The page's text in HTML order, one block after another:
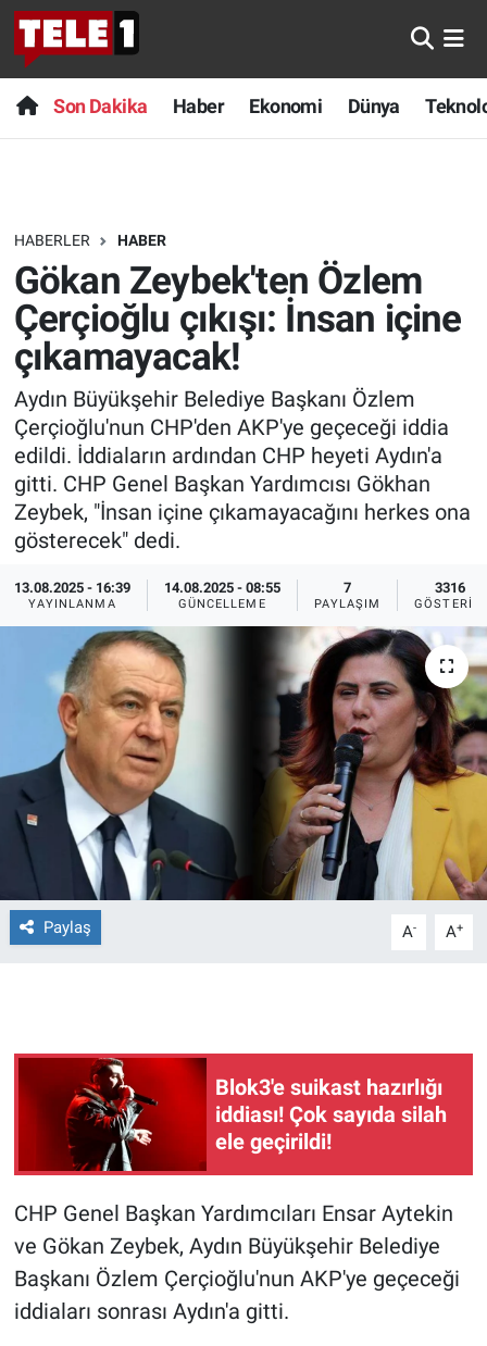
Son Dakika Haber Ekonomi Dünya
HABERLER HABER
Gökan Zeybek'ten Özlem
Çerçioğlu çıkışı: İnsan içine
çıkamayacak!
Aydın Büyükşehir Belediye Başkanı Özlem
Çerçioğlu'nun CHP'den AKP'ye geçeceği iddia
edildi. İddiaların ardından CHP heyeti Aydın'a
gitti. CHP Genel Başkan Yardımcısı Gökhan
Zeybek, "İnsan içine çıkamayacağını herkes ona
gösterecek" dedi.
13.08.2025 - 16:39
YAYINLANMA
14.08.2025 - 08:55
GÜNCELLEME
7
PAYLAŞIM
3316
GÖSTERIM
Paylaş A- A+
Blok3'e suikast hazırlığı
iddiası! Çok sayıda silah
ele geçirildi!
CHP Genel Başkan Yardımcıları Ensar Aytekin
ve Gökan Zeybek, Aydın Büyükşehir Belediye
Başkanı Özlem Çerçioğlu'nun AKP'ye geçeceği
iddiaları sonrası Aydın'a gitti.
Anında Manşet
Başka Sohbetler
Bilim turu
Bilim ve Teknoloji Evreni
Doğa Konuşuyor
Dünya
Ege Saati
Ege'den Esintiler
Eğitim
Eğlence
Ekonomi
Forum
Gerçeğin İzinde
Gün Başlıyor
Gün Bitiyor
Günün görüntüsü
Haber
Kimdir
Koronavirüs
Son Dakika
Haber
Dünya
Teknoloji
Sağlık
Spor
Yayın Akışı
İletişim
Nöbetçi Eczaneler
Hava Durumu
Trafik Durumu
Süper Lig Puan Durumu ve Fikstür
Tüm Manşetler
Son Dakika Haberleri
Haber Arşivi